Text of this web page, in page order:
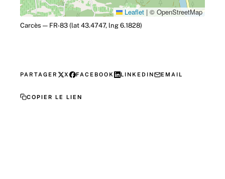
Leaflet | © OpenStreetMap
Carcès — FR-83 (lat 43.4747, lng 6.1828)
PARTAGER X FACEBOOK LINKEDIN EMAIL
COPIER LE LIEN